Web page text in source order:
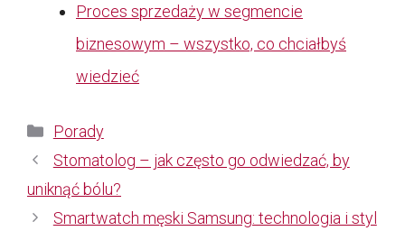
Proces sprzedaży w segmencie
biznesowym – wszystko, co chciałbyś
wiedzieć
Kategorie
Porady
Stomatolog – jak często go odwiedzać, by
uniknąć bólu?
Smartwatch męski Samsung: technologia i styl